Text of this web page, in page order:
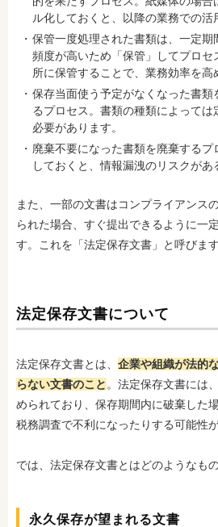
ル化しておくと、以降の業務での活
保管一度処理された書類は、一定期
頻度が高いため「保管」してプロ
所に保管することで、業務効率を高
保存当面使う予定がなくなった書類
るプロセス。書類の種類によっては
必要があります。
廃棄不要になった書類を廃棄する
しておくと、情報漏洩のリスクがあ
また、一部の文書はコンプライアンス
られた場合、すぐ提出できるように一
す。これを「法定保存文書」と呼びます
法定保存文書について
法定保存文書とは、 企業や組織が法的
らない文書のこと 。法定保存文書には
められており、保存期間内に破棄した
税務調査で不利になったりする可能性が
では、法定保存文書とはどのようなも
永久保存が望まれる文書